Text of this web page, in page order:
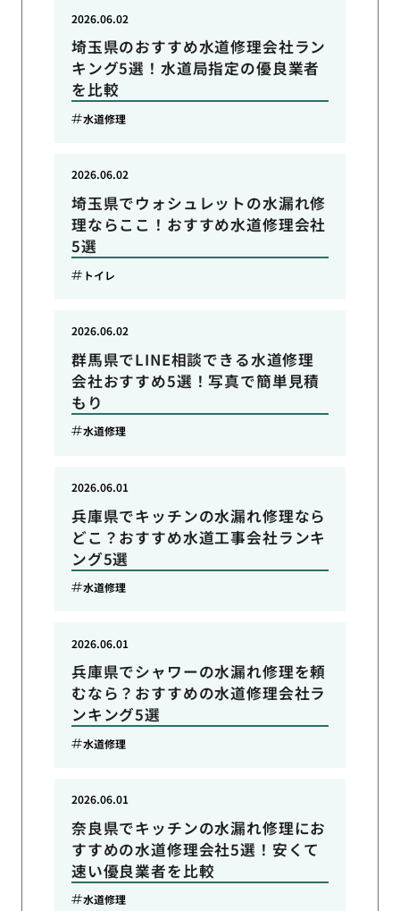
埼玉県のおすすめ水道修理会社ラン
キング5選！水道局指定の優良業者
を比較
2026.06.02
水道修理
埼玉県でウォシュレットの水漏れ修
理ならここ！おすすめ水道修理会社
5選
2026.06.02
トイレ
群馬県でLINE相談できる水道修理
会社おすすめ5選！写真で簡単見積
もり
2026.06.02
水道修理
兵庫県でキッチンの水漏れ修理なら
どこ？おすすめ水道工事会社ランキ
ング5選
2026.06.01
水道修理
兵庫県でシャワーの水漏れ修理を頼
むなら？おすすめの水道修理会社ラ
ンキング5選
2026.06.01
水道修理
奈良県でキッチンの水漏れ修理にお
すすめの水道修理会社5選！安くて
速い優良業者を比較
2026.06.01
水道修理